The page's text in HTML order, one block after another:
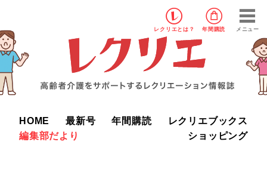
レクリエ とは？ 年間購読 メニュー
HOME 最新号 年間購読
レクリエブックス
編集部だより
ショッピング